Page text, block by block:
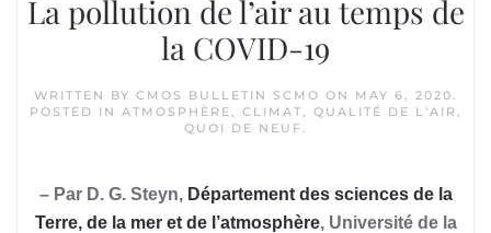
La pollution de l’air au temps de
la COVID-19
WRITTEN BY CMOS BULLETIN SCMO ON MAY 6, 2020.
POSTED IN ATMOSPHÈRE, CLIMAT, QUALITÉ DE L'AIR ,
QUOI DE NEUF.
– Par D. G. Steyn, Département des sciences de la
Terre, de la mer et de l’atmosphère, Université de la